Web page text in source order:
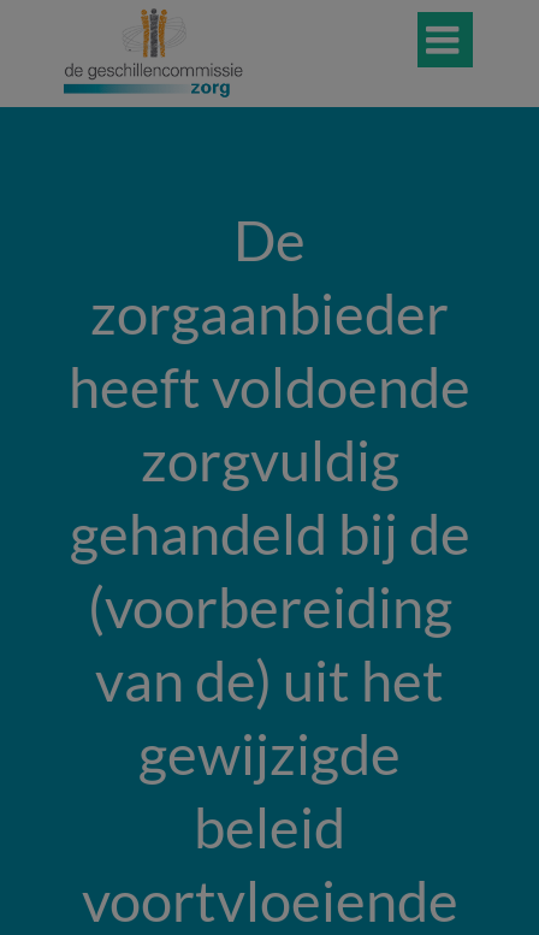

De
zorgaanbieder
heeft voldoende
zorgvuldig
gehandeld bij de
(voorbereiding
van de) uit het
gewijzigde
beleid
voortvloeiende